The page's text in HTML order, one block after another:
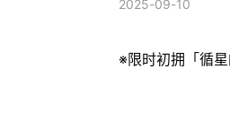
2025-09-10
※限时初拥「循